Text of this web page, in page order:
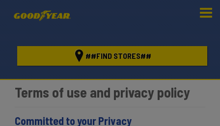
##FIND STORES##
Terms of use and privacy policy
Committed to your Privacy